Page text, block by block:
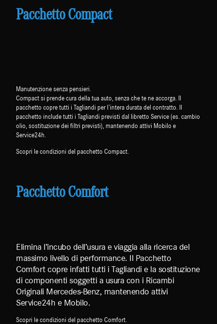
Pacchetto Compact
Manutenzione senza pensieri.
Compact si prende cura della tua auto, senza che te ne accorga. Il
pacchetto copre tutti i Tagliandi per l’intera durata del contratto. Il
pacchetto include tutti i Tagliandi previsti dal libretto Service (es. cambio
olio, sostituzione dei filtri previsti), mantenendo attivi Mobilo e
Service24h.
Scopri le condizioni del pacchetto Compact.
Pacchetto Comfort
Elimina l’incubo dell’usura e viaggia alla ricerca del
massimo livello di performance. Il Pacchetto
Comfort copre infatti tutti i Tagliandi e la sostituzione
di componenti soggetti a usura con i Ricambi
Originali Mercedes-Benz, mantenendo attivi
Service24h e Mobilo.
Scopri le condizioni del pacchetto Comfort.